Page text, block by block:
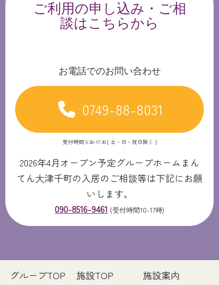
ご利用の申し込み・ご相
談はこちらから
お電話でのお問い合わせ
0749-88-8031
受付時間 9:30-17:30 [ 土・日・祝日除く ]
2026年4月オープン予定グループホームまん
てん大津千町の入居のご相談等は下記にお願
いします。
090-8516-9461 (受付時間10-17時)
グループTOP 施設TOP
施設案内